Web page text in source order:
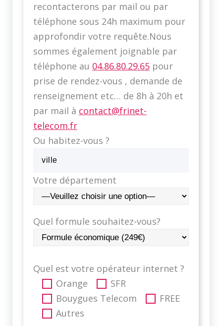
recontacterons par mail ou par
téléphone sous 24h maximum pour
approfondir votre requête.Nous
sommes également joignable par
téléphone au 04.86.80.29.65 pour
prise de rendez-vous , demande de
renseignement etc… de 8h à 20h et
par mail à contact@frinet-
telecom.fr
Ou habitez-vous ?
Votre département
Quel formule souhaitez-vous?
Quel est votre opérateur internet ?
Orange
SFR
Bouygues Telecom
FREE
Autres